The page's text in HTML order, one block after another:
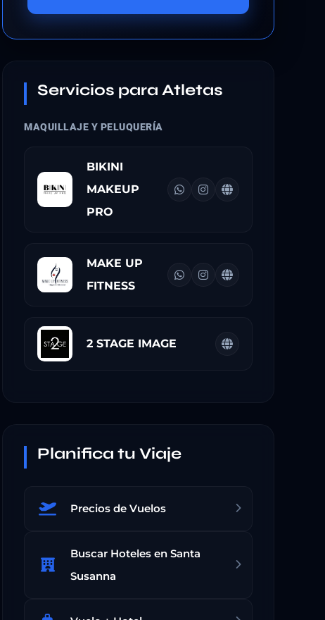
Servicios para Atletas
MAQUILLAJE Y PELUQUERÍA
BIKINI
MAKEUP
PRO
MAKE UP
FITNESS
2 STAGE IMAGE
Planifica tu Viaje
Precios de Vuelos
Buscar Hoteles en Santa
Susanna